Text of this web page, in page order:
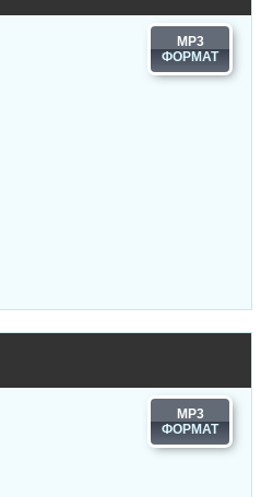
MP3
MP3